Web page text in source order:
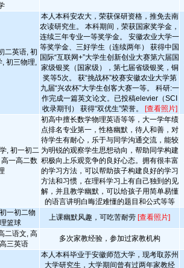
二英语, 初
初三物理,
本人本科安农大，荣获保研资格，推免去南
农读研究生。 本科期间，荣获国家奖学金，
连续三年专业一等奖学金。 安徽农业大学一
等奖学金、三好学生（连续两年） 获得中国
国际“互联网+”大学生创新创业大赛第六届国
家级银奖（国家级），第七届省级银奖，铜
奖等5次。 获“挑战杯”校赛安徽农业大学第
九届“兴农杯”大学生创客大赛一等。 科研:一
作完成一篇英文论文。已投稿elevier（SCI
收录期刊） 获得“双优生”荣誉。
[查看照片]
, 初一初二
一高二数
初高中擅长数学物理英语等等，大一学年绩
点排名专业第一，性格幽默，待人和善，对
待学生有耐心，乐于与同学沟通交流，能较
为明锐的观察学生思想动向，帮助同学构建
积极向上乐观竞争的良好心态。拥有很丰富
的学习方法，可以帮助孩子构建良好的学习
方法和习惯，在理科学习上有自己独到的见
解，并且教学幽默，可以给孩子用简单易懂
的语言讲明白晦涩难懂的题目和公式等等
一初二物
篮球
上课幽默风趣，可吃苦耐劳 [查看照片]
二语文, 高
三英语
多次家教经验，参加过家教机构
本人本科毕业于安徽师范大学，现考取苏州
大学研究生，大学期间曾有过两年家教经